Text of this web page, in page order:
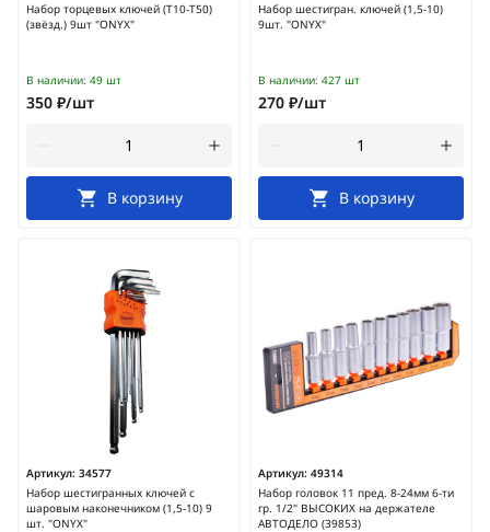
Набор торцевых ключей (Т10-Т50)
(звёзд.) 9шт "ONYX"
В наличии: 49 шт
350 ₽/шт
В корзину
Набор шестигран. ключей (1,5-10)
9шт. "ONYX"
В наличии: 427 шт
270 ₽/шт
В корзину
Артикул: 34577
Набор шестигранных ключей c
шаровым наконечником (1,5-10) 9
шт. "ONYX"
Артикул: 49314
Набор головок 11 пред. 8-24мм 6-ти
гр. 1/2" ВЫСОКИХ на держателе
АВТОДЕЛО (39853)